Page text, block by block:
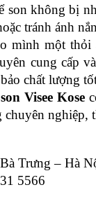
son không bị
tránh ánh
mình một thỏi
cung cấp
chất lượng
son Visee Kose
nghiệp,
Trưng – Hà
5566